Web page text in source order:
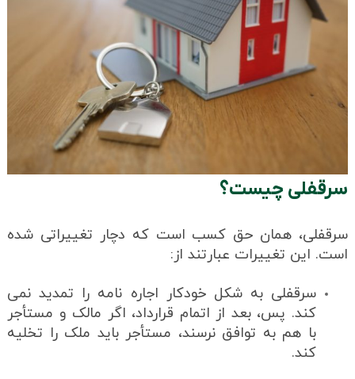
سرقفلی چیست؟
سرقفلی، همان حق کسب است که دچار تغییراتی شده
است. این تغییرات عبارتند از:
سرقفلی به شکل خودکار اجاره نامه را تمدید نمی
کند. پس، بعد از اتمام قرارداد، اگر مالک و مستأجر
با هم به توافق نرسند، مستأجر باید ملک را تخلیه
کند.